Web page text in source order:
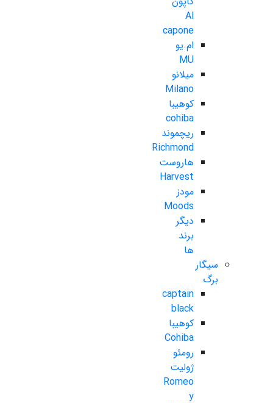
Al
capone
ام.یو
MU
میلانو
Milano
کوهیبا
cohiba
ریچموند
Richmond
هاروست
Harvest
مودز
Moods
دیگر
برند
ها
سیگار
برگ
captain
black
کوهیبا
Cohiba
رومئو
ژولیت
Romeo